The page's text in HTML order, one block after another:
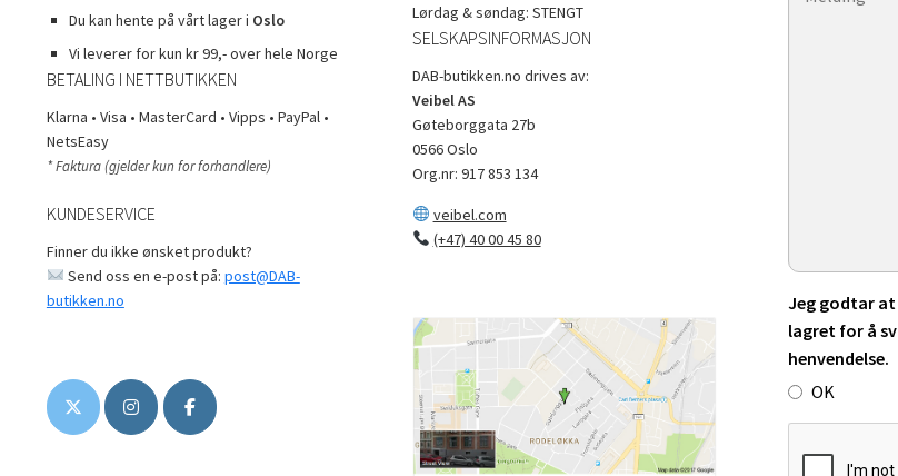
Du kan hente på vårt lager i Oslo
Vi leverer for kun kr 99,- over hele Norge
BETALING I NETTBUTIKKEN
Klarna • Visa • MasterCard • Vipps • PayPal •
NetsEasy
* Faktura (gjelder kun for forhandlere)
KUNDESERVICE
Finner du ikke ønsket produkt?
Send oss en e-post på: post@DAB-
butikken.no
Lørdag & søndag: STENGT
SELSKAPSINFORMASJON
DAB-butikken.no drives av:
Veibel AS
Gøteborggata 27b
0566 Oslo
Org.nr: 917 853 134
veibel.com
(+47) 40 00 45 80
Jeg godtar
lagret for å
henvendelse.
OK